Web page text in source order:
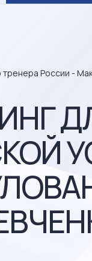
тренера России -